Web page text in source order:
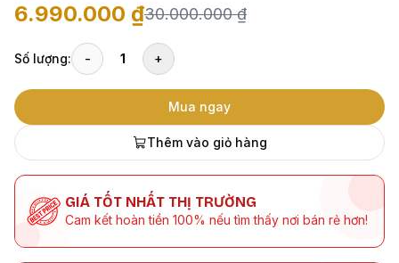
6.990.000 ₫30.000.000 ₫
Số lượng: - 1 +
Mua ngay
Thêm vào giỏ hàng
GIÁ TỐT NHẤT THỊ TRƯỜNG
Cam kết hoàn tiền 100% nếu tìm thấy nơi bán rẻ hơn!